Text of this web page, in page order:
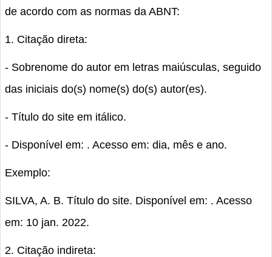
de acordo com as normas da ABNT:
1. Citação direta:
- Sobrenome do autor em letras maiúsculas, seguido
das iniciais do(s) nome(s) do(s) autor(es).
- Título do site em itálico.
- Disponível em: . Acesso em: dia, mês e ano.
Exemplo:
SILVA, A. B. Título do site. Disponível em: . Acesso
em: 10 jan. 2022.
2. Citação indireta: